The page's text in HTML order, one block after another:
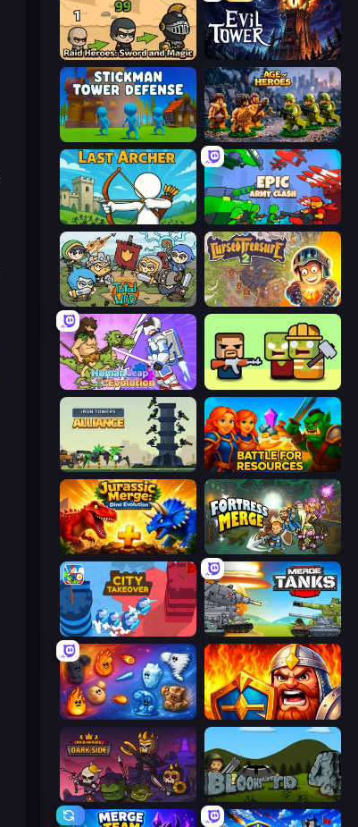
Raid Heroes: Sword and Magic Evil Tower
Age of Heroes
Last Archer Epic Army Clash
Raid Heroes: Total War Cursed Treasure 2
Human Leap: Evolution Zombie Horde: Build & Survive
Iron Towers Alliance Battle for Resources
Jurassic Merge: Dino Evolution Fortress Merge
City Takeover Merge Master Tanks: Tank Wars
Elemental Merge WarLink: Crown & Clash
Raid Heroes: Dark Side Bloons Tower Defense 4